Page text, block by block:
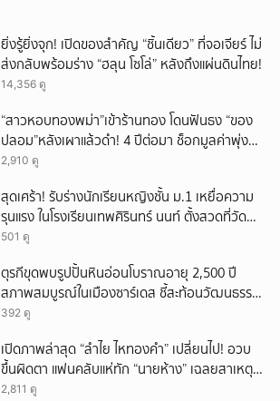
ยิ่งรู้ยิ่งจุก! เปิดของสำคัญ “ชิ้นเดียว” ที่จอเจียร์ ไม่
ส่งกลับพร้อมร่าง “ฮลุน โซโล่” หลังถึงแผ่นดินไทย!
14,356 ดู
“สาวหอบทองพม่า”เข้าร้านทอง โดนฟันธง “ของ
ปลอม”หลังเผาแล้วดำ! 4 ปีต่อมา ช็อกมูลค่าพุ่ง
มหาศาล!
2,910 ดู
สุดเศร้า! รับร่างนักเรียนหญิงชั้น ม.1 เหยื่อความ
รุนแรง ในโรงเรียนเทพศิรินทร์ นนท์ ตั้งสวดที่วัด
ลาดปลาดุก
501 ดู
ตุรกีขุดพบรูปปั้นหินอ่อนโบราณอายุ 2,500 ปี
สภาพสมบูรณ์ในเมืองซาร์เดส ชี้สะท้อนวัฒนธรรม
ลิเดีย
392 ดู
เปิดภาพล่าสุด “ลำไย ไหทองคำ” เปลี่ยนไป! อวบ
ขึ้นผิดตา แฟนคลับแห่ทัก “นายห้าง” เฉลยสาเหตุ
ชัด!
2,811 ดู